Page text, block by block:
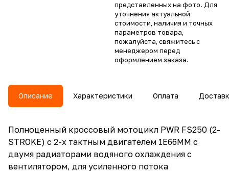
представленных на фото. Для
уточнения актуальной
стоимости, наличия и точных
параметров товара,
пожалуйста, свяжитесь с
менеджером перед
оформлением заказа.
Описание Характеристики Оплата
Полноценный кроссовый мотоцикл PWR FS250 (2-
STROKE) с 2-х тактным двигателем 1E66MM с
двумя радиаторами водяного охлаждения с
вентилятором, для усиленного потока